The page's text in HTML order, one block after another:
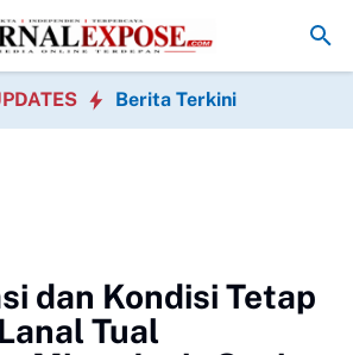
DipertanyakanOrang Tua Keluhkan
Berita Terkini
dan Kondisi Tetap
Tual